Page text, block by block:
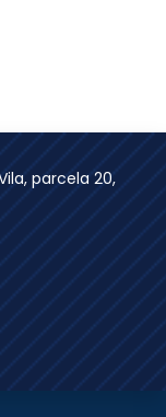
parcela 20,